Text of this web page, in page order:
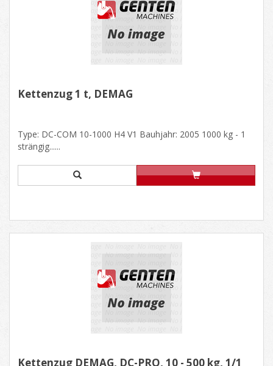
Kettenzug 1 t, DEMAG
Type: DC-COM 10-1000 H4 V1 Bauhjahr: 2005 1000 kg - 1
strängig......
Kettenzug DEMAG, DC-PRO, 10 - 500 kg, 1/1